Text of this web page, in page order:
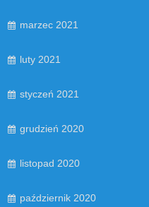
marzec 2021
luty 2021
styczeń 2021
grudzień 2020
listopad 2020
październik 2020